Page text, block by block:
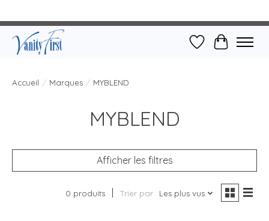
Liste dePanier
Accueil / Marques / MYBLEND
MYBLEND
Afficher les filtres
0 produits Trier par Les plus vus